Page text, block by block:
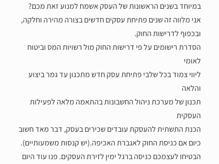
במיוחד בשנים הראשונות של העסק אשמח למנוע זאת מכם?
אני מלווה זה שנים פתיחת עסקים חדשים בצורה מהירה וחלקה,
ובכפוף לדרישות החוק.
הסדרת רישומים על פי דרישות החוק מול רשויות המס וביטוח
לאומי
ליווי צמוד בכל שלבי פתיחת עסק חדש מתכנון עד גמר ביצוע
והלאה
תכנון של מערכת ניהול החשבונות בהתאמה מלאה לפעילות
העסקית
הכנת התשתית להעסקת עובדים שכירים בעסק, דבר מאד חשוב
כיום אם כניסת החוק לאגברת האכיפה.(יש קנסות משמעותיים).
הבטיחו לעצמכם כניסה ברגל ימין לזירת העסקים. פנו עוד היום